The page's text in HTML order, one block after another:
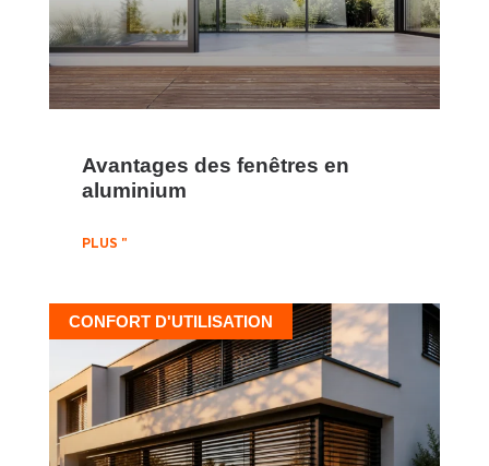
Avantages des fenêtres en
aluminium
PLUS "
CONFORT D'UTILISATION